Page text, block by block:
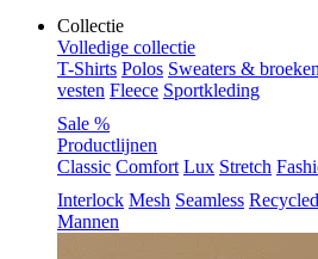
Collectie
Volledige collectie
T-Shirts Polos Sweaters & broeken
vesten Fleece Sportkleding
Sale %
Productlijnen
Classic Comfort Lux Stretch
Interlock Mesh Seamless Recycled
Mannen